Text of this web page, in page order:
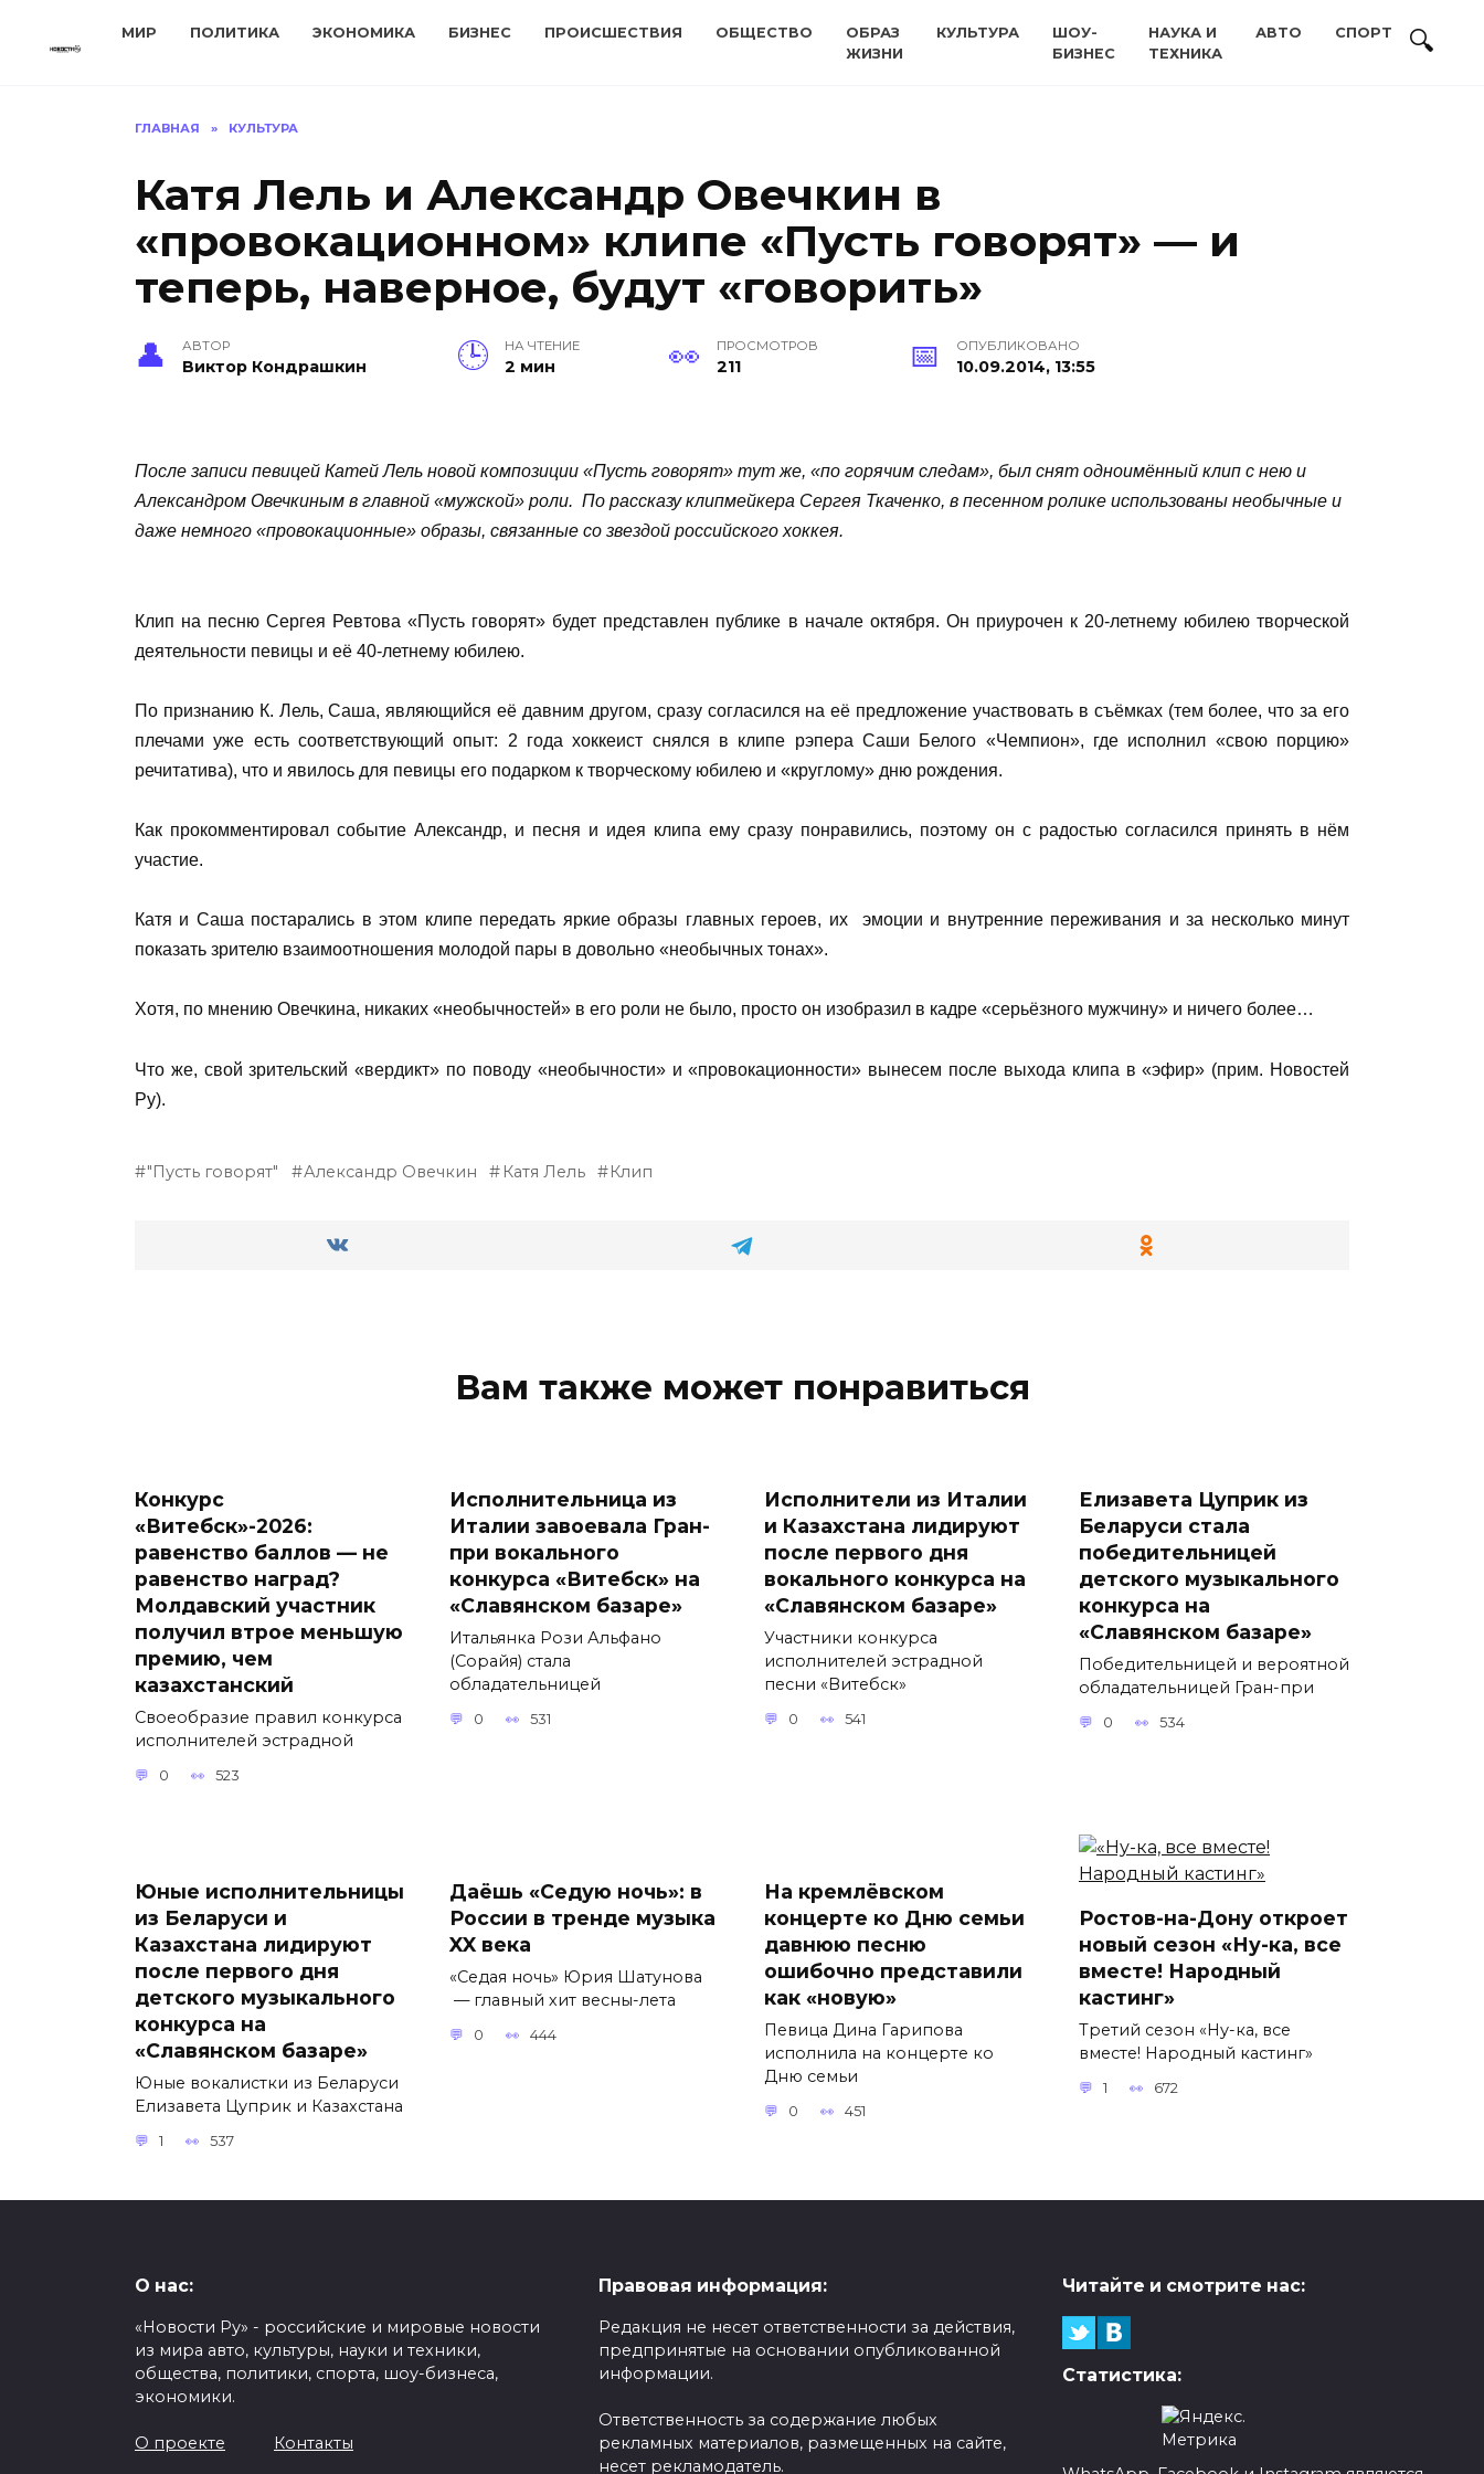
МИР ПОЛИТИКА ЭКОНОМИКА БИЗНЕС ПРОИСШЕСТВИЯ ОБЩЕСТВО
ОБРАЗ
ЖИЗНИ
КУЛЬТУРА
ШОУ-
БИЗНЕС
НАУКА И
ТЕХНИКА
АВТО СПОРТ
ГЛАВНАЯ » КУЛЬТУРА
Катя Лель и Александр Овечкин в
«провокационном» клипе «Пусть говорят» — и
теперь, наверное, будут «говорить»
АВТОР
Виктор Кондрашкин
НА ЧТЕНИЕ
2 мин
ПРОСМОТРОВ
211
ОПУБЛИКОВАНО
10.09.2014, 13:55
После записи певицей Катей Лель новой композиции «Пусть говорят» тут же, «по горячим следам», был снят одноимённый клип с нею и
Александром Овечкиным в главной «мужской» роли. По рассказу клипмейкера Сергея Ткаченко, в песенном ролике использованы необычные и
даже немного «провокационные» образы, связанные со звездой российского хоккея.
Клип на песню Сергея Ревтова «Пусть говорят» будет представлен публике в начале октября. Он приурочен к 20-летнему юбилею творческой
деятельности певицы и её 40-летнему юбилею.
По признанию К. Лель, Саша, являющийся её давним другом, сразу согласился на её предложение участвовать в съёмках (тем более, что за его
плечами уже есть соответствующий опыт: 2 года хоккеист снялся в клипе рэпера Саши Белого «Чемпион», где исполнил «свою порцию»
речитатива), что и явилось для певицы его подарком к творческому юбилею и «круглому» дню рождения.
Как прокомментировал событие Александр, и песня и идея клипа ему сразу понравились, поэтому он с радостью согласился принять в нём
участие.
Катя и Саша постарались в этом клипе передать яркие образы главных героев, их
эмоции и внутренние переживания и за несколько минут
показать зрителю взаимоотношения молодой пары в довольно «необычных тонах».
Хотя, по мнению Овечкина, никаких «необычностей» в его роли не было, просто он изобразил в кадре «серьёзного мужчину» и ничего более…
Что же, свой зрительский «вердикт» по поводу «необычности» и «провокационности» вынесем после выхода клипа в «эфир» (прим. Новостей
Ру).
"Пусть говорят" Александр Овечкин Катя Лель Клип
Вам также может понравиться
Конкурс
«Витебск»-2026:
равенство баллов — не
равенство наград?
Молдавский участник
получил втрое меньшую
премию, чем
казахстанский
Своеобразие правил конкурса
исполнителей эстрадной
0 523
Исполнительница из
Италии завоевала Гран-
при вокального
конкурса «Витебск» на
«Славянском базаре»
Итальянка Рози Альфано
(Сорайя) стала
обладательницей
0 531
Исполнители из Италии
и Казахстана лидируют
после первого дня
вокального конкурса на
«Славянском базаре»
Участники конкурса
исполнителей эстрадной
песни «Витебск»
0 541
Елизавета Цуприк из
Беларуси стала
победительницей
детского музыкального
конкурса на
«Славянском базаре»
Победительницей и вероятной
обладательницей Гран-при
0 534
Юные исполнительницы
из Беларуси и
Казахстана лидируют
после первого дня
детского музыкального
конкурса на
«Славянском базаре»
Юные вокалистки из Беларуси
Елизавета Цуприк и Казахстана
1 537
Даёшь «Седую ночь»: в
России в тренде музыка
XX века
«Седая ночь» Юрия Шатунова
— главный хит весны-лета
0 444
На кремлёвском
концерте ко Дню семьи
давнюю песню
ошибочно представили
как «новую»
Певица Дина Гарипова
исполнила на концерте ко
Дню семьи
0 451
Ростов-на-Дону откроет
новый сезон «Ну-ка, все
вместе! Народный
кастинг»
Третий сезон «Ну-ка, все
вместе! Народный кастинг»
1 672
О нас:
«Новости Ру» - российские и мировые новости
из мира авто, культуры, науки и техники,
общества, политики, спорта, шоу-бизнеса,
экономики.
О проекте Контакты
Правовая информация:
Редакция не несет ответственности за действия,
предпринятые на основании опубликованной
информации.
Ответственность за содержание любых
рекламных материалов, размещенных на сайте,
несет рекламодатель.
Читайте и смотрите нас:
Статистика: